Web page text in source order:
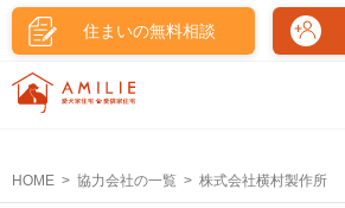
住まいの無料相談
HOME 協力会社の一覧 株式会社横村製作所